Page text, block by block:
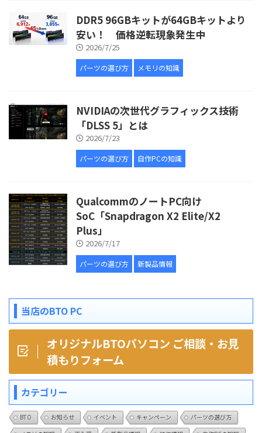
DDR5 96GBキットが64GBキットより
安い！ 価格逆転現象発生中
2026/7/25
パーツの選び方 メモリの知識
NVIDIAの次世代グラフィックス技術
「DLSS 5」とは
2026/7/23
パーツの選び方 自作PCの知識
QualcommのノートPC向け
SoC「Snapdragon X2 Elite/X2
Plus」
2026/7/17
パーツの選び方 新製品情報
当店のBTO PC
オリジナルBTOパソコン ご相談・お見
積もりフォーム
カテゴリー
BTO お知らせ イベント キャンペーン
パーツの選び方